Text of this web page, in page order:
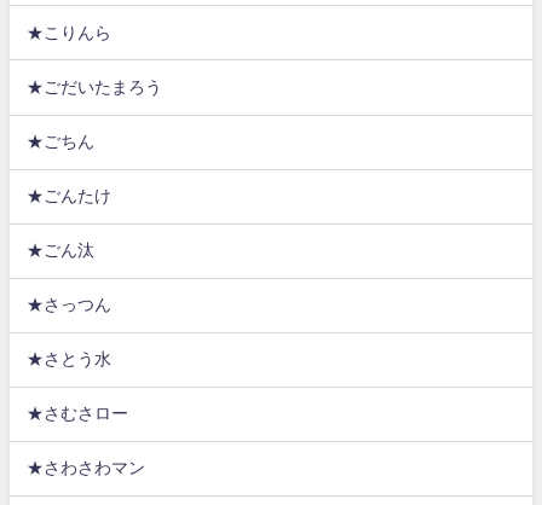
★こりんら
★ごだいたまろう
★ごちん
★ごんたけ
★ごん汰
★さっつん
★さとう水
★さむさロー
★さわさわマン